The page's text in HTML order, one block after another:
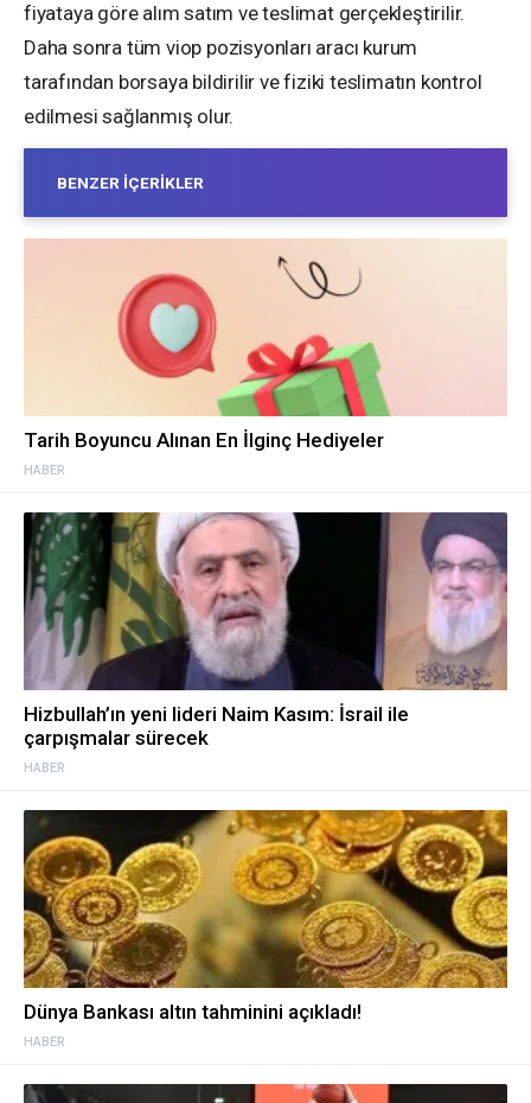
fiyataya göre alım satım ve teslimat gerçekleştirilir.
Daha sonra tüm viop pozisyonları aracı kurum
tarafından borsaya bildirilir ve fiziki teslimatın kontrol
edilmesi sağlanmış olur.
BENZER İÇERIKLER
HABER
Tarih Boyuncu Alınan En İlginç Hediyeler
HABER
Hizbullah’ın yeni lideri Naim Kasım: İsrail ile
çarpışmalar sürecek
HABER
Dünya Bankası altın tahminini açıkladı!